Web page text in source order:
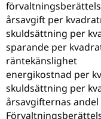
årsavgift per
skuldsättning per
sparande per
räntekänslighet
energikostnad per
skuldsättning per
årsavgifternas